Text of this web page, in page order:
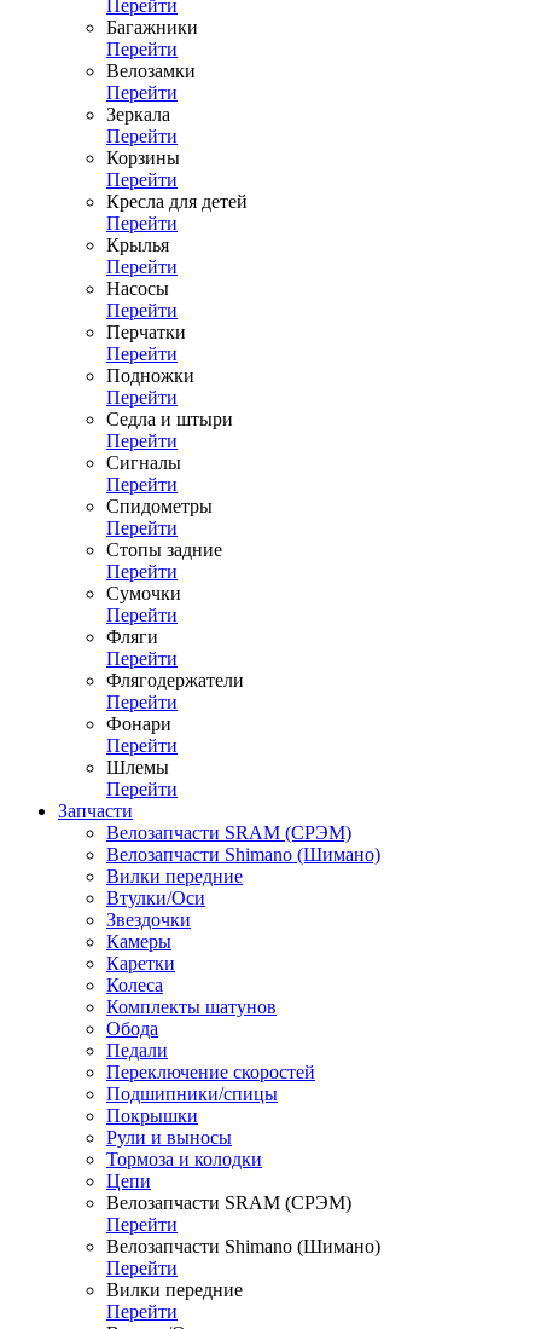
Перейти
Багажники
Перейти
Велозамки
Перейти
Зеркала
Перейти
Корзины
Перейти
Кресла для детей
Перейти
Крылья
Перейти
Насосы
Перейти
Перчатки
Перейти
Подножки
Перейти
Седла и штыри
Перейти
Сигналы
Перейти
Спидометры
Перейти
Стопы задние
Перейти
Сумочки
Перейти
Фляги
Перейти
Флягодержатели
Перейти
Фонари
Перейти
Шлемы
Перейти
Запчасти
Велозапчасти SRAM (СРЭМ)
Велозапчасти Shimano (Шимано)
Вилки передние
Втулки/Оси
Звездочки
Камеры
Каретки
Колеса
Комплекты шатунов
Обода
Педали
Переключение скоростей
Подшипники/спицы
Покрышки
Рули и выносы
Тормоза и колодки
Цепи
Велозапчасти SRAM (СРЭМ)
Перейти
Велозапчасти Shimano (Шимано)
Перейти
Вилки передние
Перейти